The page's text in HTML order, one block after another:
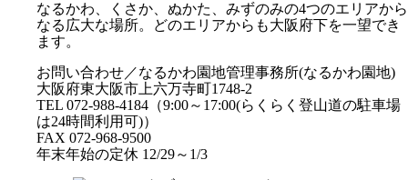
なるかわ、くさか、ぬかた、みずのみの4つのエリアから
なる広大な場所。どのエリアからも大阪府下を一望でき
ます。
お問い合わせ／なるかわ園地管理事務所(なるかわ園地)
大阪府東大阪市上六万寺町1748-2
TEL 072-988-4184（9:00～17:00(らくらく登山道の駐車場
は24時間利用可)）
FAX 072-968-9500
年末年始の定休 12/29～1/3